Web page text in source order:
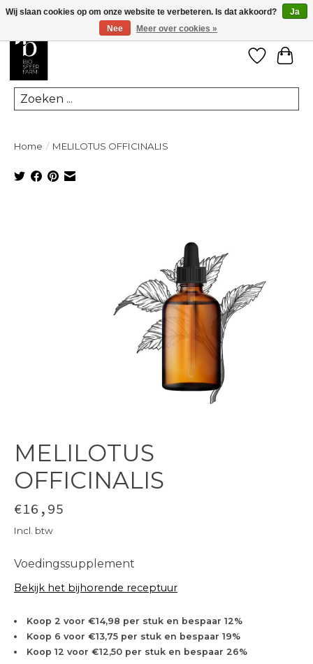
Zoeken
Home / MELILOTUS OFFICINALIS
MELILOTUS
OFFICINALIS
€16,95
Incl. btw
Voedingssupplement
Bekijk het bijhorende receptuur
Koop 2 voor €14,98 per stuk en bespaar 12%
Koop 6 voor €13,75 per stuk en bespaar 19%
Koop 12 voor €12,50 per stuk en bespaar 26%
Wij slaan cookies op om onze website te verbeteren. Is dat akkoord?
Ja
Nee
Meer over cookies »